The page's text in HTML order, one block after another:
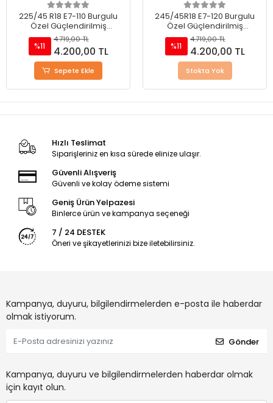
225/45 R18 E7-110 Burgulu
Özel Güçlendirilmiş
Takmatik Kar Zinciri
%11
4.719,00 TL
4.200,00 TL
Sepete Ekle
245/45R18 E7-120 Burgulu
Özel Güçlendirilmiş
Takmatik Kar Zinciri
%11
4.719,00 TL
4.200,00 TL
Stokta Yok
Hızlı Teslimat
Siparişleriniz en kısa sürede elinize ulaşır.
Güvenli Alışveriş
Güvenli ve kolay ödeme sistemi
Geniş Ürün Yelpazesi
Binlerce ürün ve kampanya seçeneği
7 / 24 DESTEK
Öneri ve şikayetlerinizi bize iletebilirsiniz.
Kampanya, duyuru, bilgilendirmelerden e-posta ile haberdar
olmak istiyorum.
Gönder
Kampanya, duyuru ve bilgilendirmelerden haberdar olmak
için kayıt olun.